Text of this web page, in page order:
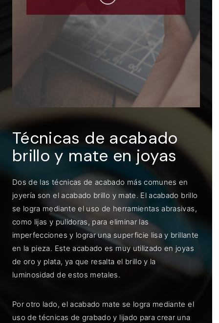
Técnicas de acabado
brillo y mate en joyas
Dos de las técnicas de acabado más comunes en
joyería son el acabado brillo y mate. El acabado brillo
se logra mediante el uso de herramientas abrasivas,
como lijas y pulidoras, para eliminar las
imperfecciones y lograr una superficie lisa y brillante
en la pieza. Este acabado es muy utilizado en joyas
de oro y plata, ya que resalta el brillo y la
luminosidad de estos metales.
Por otro lado, el acabado mate se logra mediante el
uso de técnicas de grabado y lijado para crear una
ENTRAR